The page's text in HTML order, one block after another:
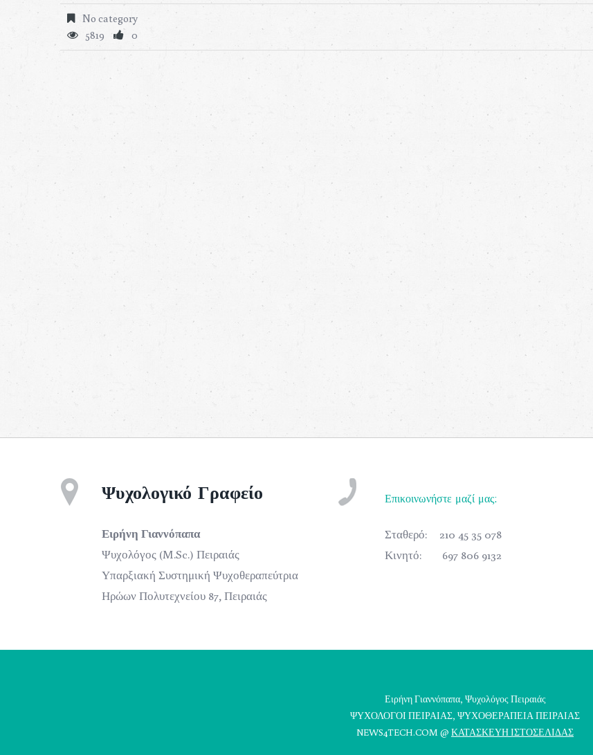
No category
5819
0
Ψυχολογικό Γραφείο
Ειρήνη Γιαννόπαπα
Ψυχολόγος (M.Sc.) Πειραιάς
Υπαρξιακή Συστημική Ψυχοθεραπεύτρια
Ηρώων Πολυτεχνείου 87, Πειραιάς
Επικοινωνήστε μαζί μας:
210 45 35 078
Σταθερό:
697 806 9132
Κινητό:
Ειρήνη Γιαννόπαπα, Ψυχολόγος Πειραιάς
ΨΥΧΟΛΟΓΟΙ ΠΕΙΡΑΙΑΣ, ΨΥΧΟΘΕΡΑΠΕΙΑ ΠΕΙΡΑΙΑΣ
NEWS4TECH.COM @ ΚΑΤΑΣΚΕΥΗ ΙΣΤΟΣΕΛΙΔΑΣ